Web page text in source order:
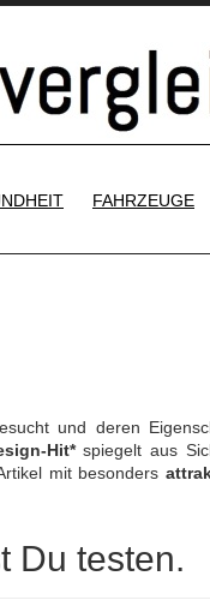
FAHRZEUGE
und deren
Hit*spiegelt aus
mit besonders
Du testen.